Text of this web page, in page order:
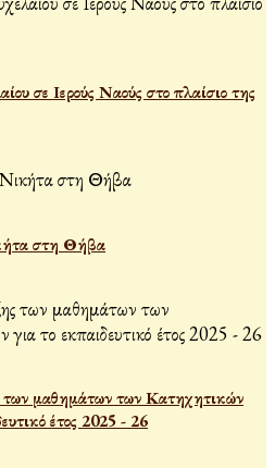
σε Ιερούς Ναούς στο πλαίσιο της
στη Θήβα
των μαθημάτων των Κατηχητικών
έτος 2025 - 26